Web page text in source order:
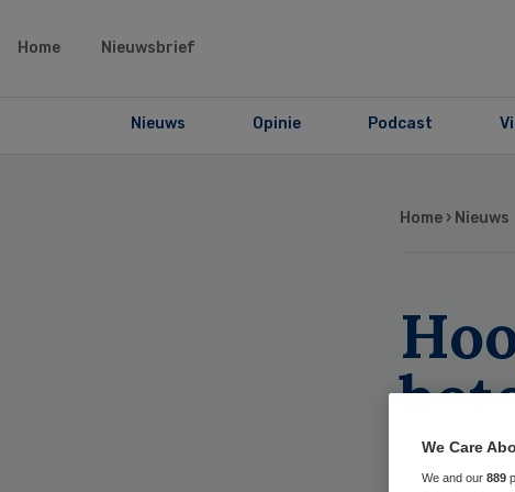
Home Nieuwsbrief
Nieuws Opinie Podcast
Home › Nieuws
We Care
We and our 889